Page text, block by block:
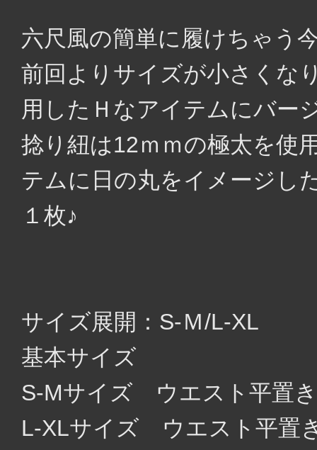
六尺風の簡単に履けちゃう
前回よりサイズが小さくな
用したＨなアイテムにバー
捻り紐は12ｍｍの極太を使
テムに日の丸をイメージし
１枚♪
サイズ展開：S-Ｍ/L-XL
基本サイズ
S-Mサイズ ウエスト平置
L-XLサイズ ウエスト平置